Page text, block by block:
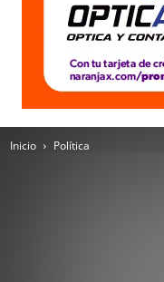
Inicio Política